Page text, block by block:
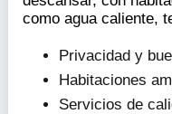
como agua caliente,
Privacidad y
Habitaciones
Servicios de